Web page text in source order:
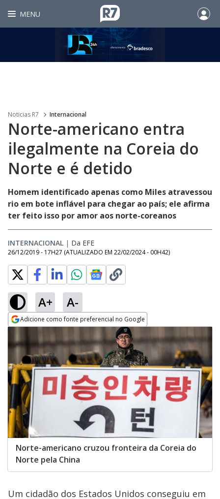
MENU
Noticias R7 Internacional
Norte-americano entra
ilegalmente na Coreia do
Norte e é detido
Homem identificado apenas como Miles atravessou
rio em bote inflável para chegar ao país; ele afirma
ter feito isso por amor aos norte-coreanos
INTERNACIONAL | Da EFE
26/12/2019 - 17H27 (ATUALIZADO EM 22/02/2024 - 00H42)
A+ A-
Adicione como fonte preferencial no Google
Norte-americano cruzou fronteira da Coreia do
Norte pela China
Um cidadão dos Estados Unidos conseguiu em